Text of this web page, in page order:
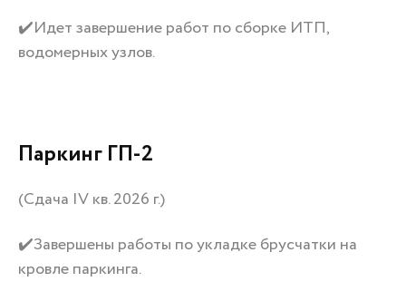
✔️Идет завершение работ по сборке ИТП,
водомерных узлов.
Паркинг ГП-2
(Сдача IV кв. 2026 г.)
✔️Завершены работы по укладке брусчатки на
кровле паркинга.